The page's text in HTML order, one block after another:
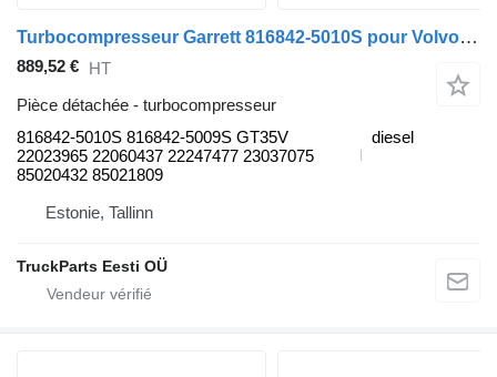
Turbocompresseur Garrett 816842-5010S pour Volvo B7, B8, B9, B12 bus (2005-)
889,52 € HT
Pièce détachée - turbocompresseur
816842-5010S ­816842-5009S GT35V
22023965 22060437 22247477 23037075
85020432 85021809
diesel
Estonie, Tallinn
TruckParts Eesti OÜ